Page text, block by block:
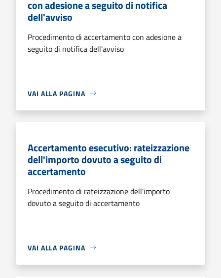
con adesione a seguito di notifica
dell'avviso
Procedimento di accertamento con adesione a
seguito di notifica dell'avviso
VAI ALLA PAGINA
Accertamento esecutivo: rateizzazione
dell'importo dovuto a seguito di
accertamento
Procedimento di rateizzazione dell'importo
dovuto a seguito di accertamento
VAI ALLA PAGINA